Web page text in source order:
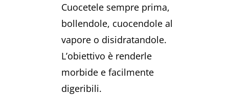
Cuocetele sempre prima,
bollendole, cuocendole al
vapore o disidratandole.
L’obiettivo è renderle
morbide e facilmente
digeribili.